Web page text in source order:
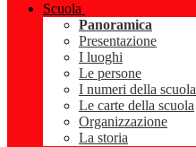
Scuola
Panoramica
Presentazione
I luoghi
Le persone
I numeri della scuola
Le carte della scuola
Organizzazione
La storia